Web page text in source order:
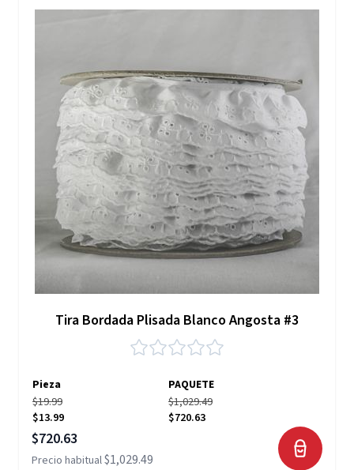
Tira Bordada Plisada Blanco Angosta #3
Pieza
PAQUETE
$19.99
$13.99
$1,029.49
$720.63
Precio especial
$720.63
Precio habitual$1,029.49